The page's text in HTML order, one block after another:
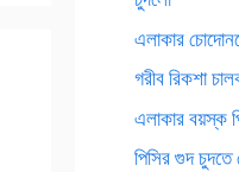
এলাকার
গরীব রিকশা
এলাকার বয়স্ক
পিসির গুদ